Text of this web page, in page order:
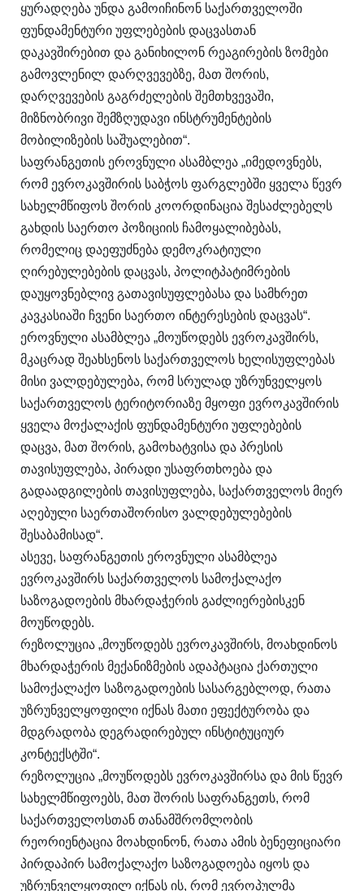
ყურადღება უნდა გამოიჩინონ საქართველოში
ფუნდამენტური უფლებების დაცვასთან
დაკავშირებით და განიხილონ რეაგირების ზომები
გამოვლენილ დარღვევებზე, მათ შორის,
დარღვევების გაგრძელების შემთხვევაში,
მიზნობრივი შემზღუდავი ინსტრუმენტების
მობილიზების საშუალებით“.
საფრანგეთის ეროვნული ასამბლეა „იმედოვნებს,
რომ ევროკავშირის საბჭოს ფარგლებში ყველა წევრ
სახელმწიფოს შორის კოორდინაცია შესაძლებელს
გახდის საერთო პოზიციის ჩამოყალიბებას,
რომელიც დაეფუძნება დემოკრატიული
ღირებულებების დაცვას, პოლიტპატიმრების
დაუყოვნებლივ გათავისუფლებასა და სამხრეთ
კავკასიაში ჩვენი საერთო ინტერესების დაცვას“.
ეროვნული ასამბლეა „მოუწოდებს ევროკავშირს,
მკაცრად შეახსენოს საქართველოს ხელისუფლებას
მისი ვალდებულება, რომ სრულად უზრუნველყოს
საქართველოს ტერიტორიაზე მყოფი ევროკავშირის
ყველა მოქალაქის ფუნდამენტური უფლებების
დაცვა, მათ შორის, გამოხატვისა და პრესის
თავისუფლება, პირადი უსაფრთხოება და
გადაადგილების თავისუფლება, საქართველოს მიერ
აღებული საერთაშორისო ვალდებულებების
შესაბამისად“.
ასევე, საფრანგეთის ეროვნული ასამბლეა
ევროკავშირს საქართველოს სამოქალაქო
საზოგადოების მხარდაჭერის გაძლიერებისკენ
მოუწოდებს.
რეზოლუცია „მოუწოდებს ევროკავშირს, მოახდინოს
მხარდაჭერის მექანიზმების ადაპტაცია ქართული
სამოქალაქო საზოგადოების სასარგებლოდ, რათა
უზრუნველყოფილი იქნას მათი ეფექტურობა და
მდგრადობა დეგრადირებულ ინსტიტუციურ
კონტექსტში“.
რეზოლუცია „მოუწოდებს ევროკავშირსა და მის წევრ
სახელმწიფოებს, მათ შორის საფრანგეთს, რომ
საქართველოსთან თანამშრომლობის
რეორიენტაცია მოახდინონ, რათა ამის ბენეფიციარი
პირდაპირ სამოქალაქო საზოგადოება იყოს და
უზრუნველყოფილ იქნას ის, რომ ევროპულმა